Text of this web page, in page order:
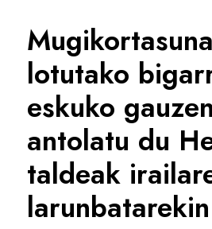
lotutako
eskuko
antolatu du
taldeak
larunbatarekin